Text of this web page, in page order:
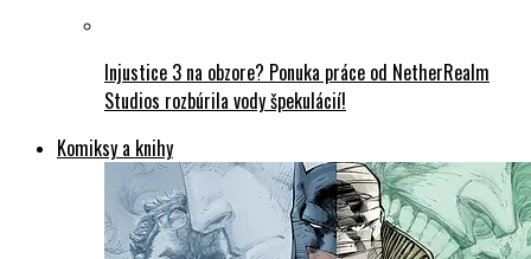
Injustice 3 na obzore? Ponuka práce od NetherRealm
Studios rozbúrila vody špekulácií!
Komiksy a knihy